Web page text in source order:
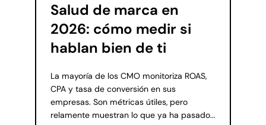
Salud de marca en
2026: cómo medir si
hablan bien de ti
La mayoría de los CMO monitoriza ROAS,
CPA y tasa de conversión en sus
empresas. Son métricas útiles, pero
relamente muestran lo que ya ha pasado...